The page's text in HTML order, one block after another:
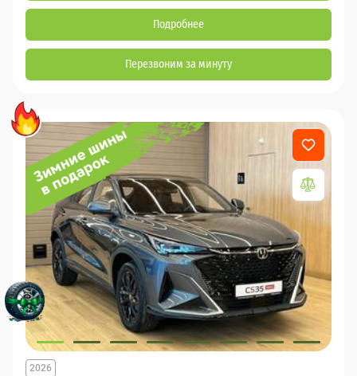
Подробнее
Перезвоним за минуту
2026